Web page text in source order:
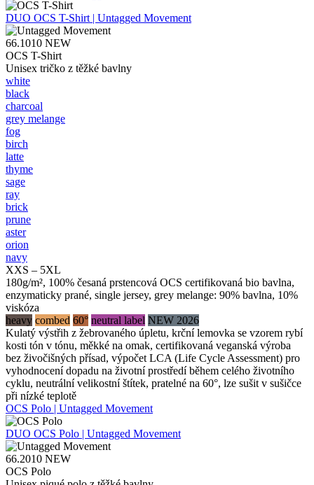
DUO OCS T-Shirt | Untagged Movement
66.1010 NEW
OCS T-Shirt
Unisex tričko z těžké bavlny
white
black
charcoal
grey melange
fog
birch
latte
thyme
sage
ray
brick
prune
aster
orion
navy
XXS – 5XL
180g/m², 100% česaná prstencová OCS certifikovaná bio bavlna,
enzymaticky prané, single jersey, grey melange: 90% bavlna, 10%
viskóza
heavy combed 60° neutral label NEW 2026
Kulatý výstřih z žebrovaného úpletu, krční lemovka se vzorem rybí
kosti tón v tónu, měkké na omak, certifikovaná veganská výroba
bez živočišných přísad, výpočet LCA (Life Cycle Assessment) pro
vyhodnocení dopadu na životní prostředí během celého životního
cyklu, neutrální velikostní štítek, pratelné na 60°, lze sušit v sušičce
při nízké teplotě
OCS Polo | Untagged Movement
DUO OCS Polo | Untagged Movement
66.2010 NEW
OCS Polo